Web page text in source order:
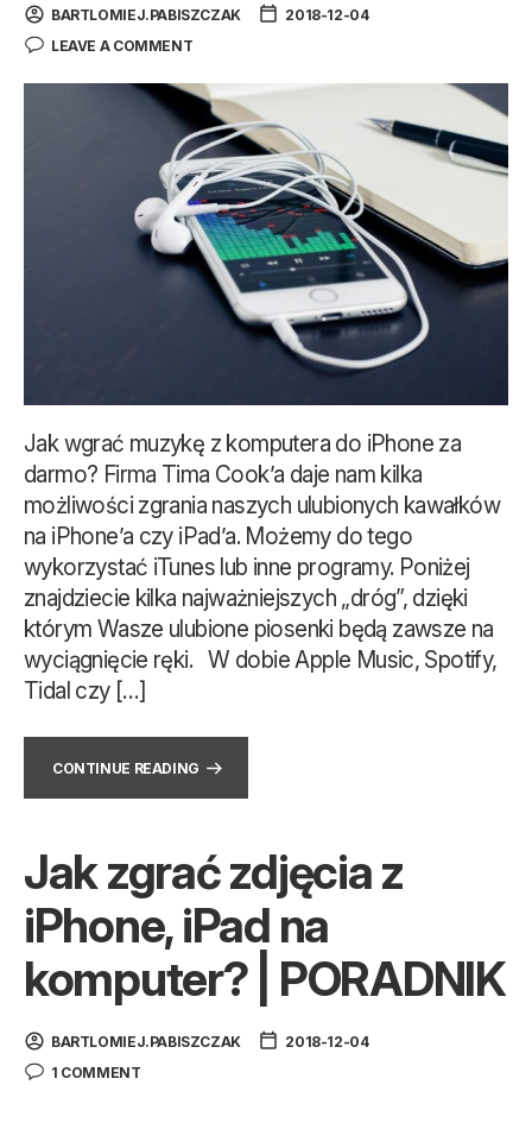
BARTLOMIEJ.PABISZCZAK
2018-12-04
LEAVE A COMMENT
Jak wgrać muzykę z komputera do iPhone za
darmo? Firma Tima Cook’a daje nam kilka
możliwości zgrania naszych ulubionych kawałków
na iPhone’a czy iPad’a. Możemy do tego
wykorzystać iTunes lub inne programy. Poniżej
znajdziecie kilka najważniejszych „dróg”, dzięki
którym Wasze ulubione piosenki będą zawsze na
wyciągnięcie ręki. W dobie Apple Music, Spotify,
Tidal czy […]
CONTINUE READING
Jak zgrać zdjęcia z
iPhone, iPad na
komputer? | PORADNIK
BARTLOMIEJ.PABISZCZAK
2018-12-04
1 COMMENT